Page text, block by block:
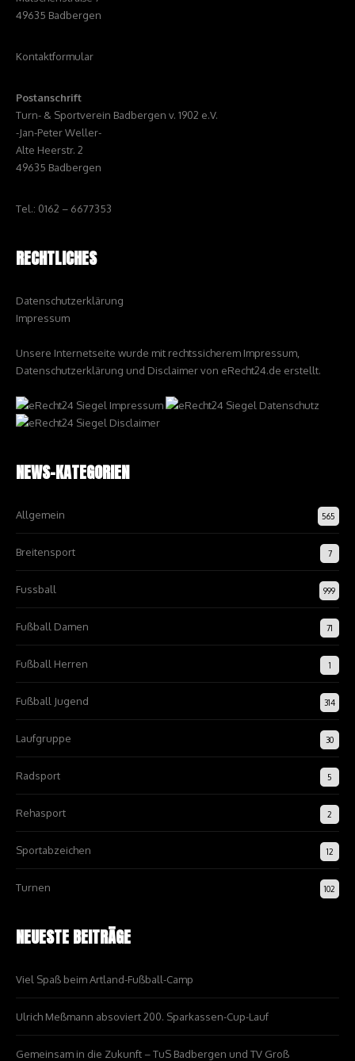
49635 Badbergen
Kontaktformular
Postanschrift
Turn- & Sportverein Badbergen v. 1902 e.V.
-Jan-Peter Weller-
Alte Heerstr. 2
49635 Badbergen
Tel.: 0162 – 6677353
RECHTLICHES
Datenschutzerklärung
Impressum
Unsere Internetseite wurde mit rechtssicherem Impressum,
Datenschutzerklärung und Disclaimer von eRecht24.de erstellt.
NEWS-KATEGORIEN
Allgemein 565
Breitensport 7
Fussball 999
Fußball Damen 71
Fußball Herren 1
Fußball Jugend 314
Laufgruppe 30
Radsport 5
Rehasport 2
Sportabzeichen 12
Turnen 102
NEUESTE BEITRÄGE
Viel Spaß beim Artland-Fußball-Camp
Ulrich Meßmann absoviert 200. Sparkassen-Cup-Lauf
Gemeinsam in die Zukunft – TuS Badbergen und TV Groß